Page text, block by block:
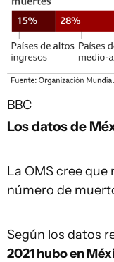
BBC
Los datos de
La OMS cree
número de
Según los datos
2021 hubo en